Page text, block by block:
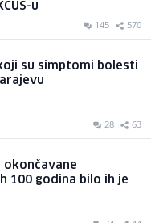
u
145 570
su simptomi bolesti
28 63
okončavane
100 godina bilo ih je